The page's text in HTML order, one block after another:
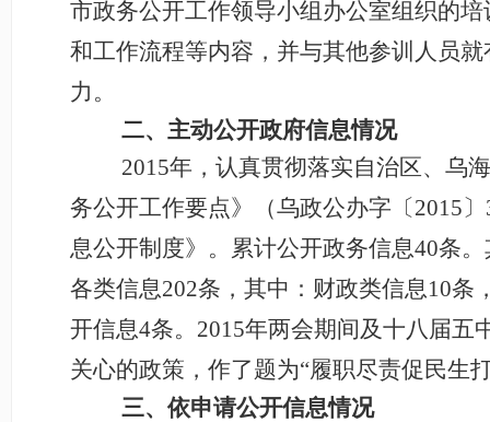
市政务公开工作领导小组办公室组织的
和工作流程等内容，并与其他参训人员
力。
二、主动公开政府信息情况
2015年，认真贯彻落实自治区、乌
务公开工作要点》（乌政公办字〔2015
息公开制度》。累计公开政务信息40条
各类信息202条，其中：财政类信息10条
开信息4条。 2015年两会期间及十八届五
关心的政策，作了题为“履职尽责促民生
三、依申请公开信息情况